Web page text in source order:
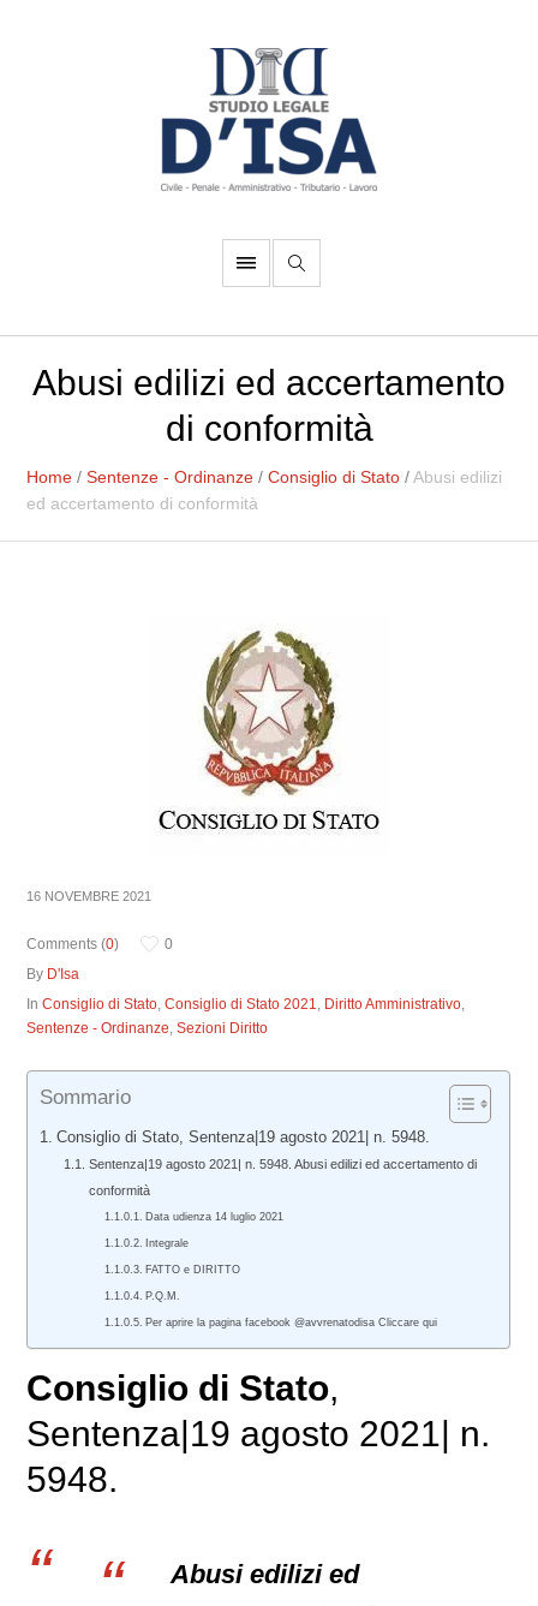
Abusi edilizi ed accertamento
di conformità
Home /Sentenze - Ordinanze /Consiglio di Stato /Abusi edilizi
ed accertamento di conformità
16 NOVEMBRE 2021
Comments (0)
0
By D'Isa
InConsiglio di Stato,Consiglio di Stato 2021, Diritto Amministrativo,
Sentenze - Ordinanze,Sezioni Diritto
Sommario
Consiglio di Stato, Sentenza|19 agosto 2021| n. 5948.
Sentenza|19 agosto 2021| n. 5948. Abusi edilizi ed accertamento di
conformità
Data udienza 14 luglio 2021
Integrale
FATTO e DIRITTO
P.Q.M.
Per aprire la pagina facebook @avvrenatodisa Cliccare qui
Consiglio di Stato,
Sentenza|19 agosto 2021| n.
5948.
Abusi edilizi ed